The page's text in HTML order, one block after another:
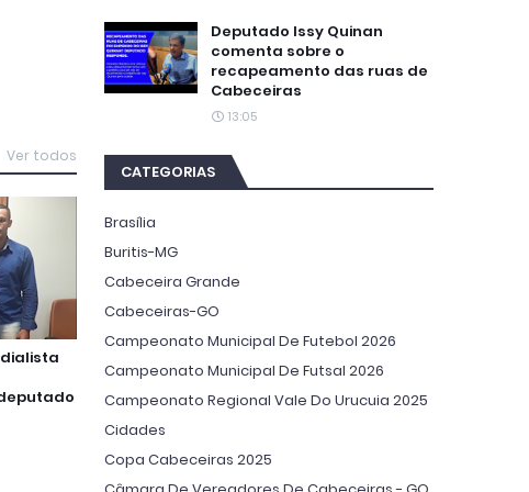
Ver todos
Deputado Issy Quinan
comenta sobre o
recapeamento das ruas de
Cabeceiras
13:05
CATEGORIAS
Brasília
Buritis-MG
Cabeceira Grande
Cabeceiras-GO
Campeonato Municipal De Futebol 2026
Campeonato Municipal De Futsal 2026
Campeonato Regional Vale Do Urucuia 2025
Cidades
Copa Cabeceiras 2025